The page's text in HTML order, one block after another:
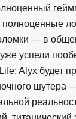
— в
успели
Alyx будет
шутера